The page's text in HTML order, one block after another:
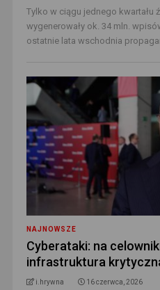
Tylko w ciągu jednego kwartału
wygenerowały ok. 34 mln.
ostatnie lata wschodnia
NAJNOWSZE
Cyberataki: na
infrastruktura
i.hrywna 16 czerwca, 2026